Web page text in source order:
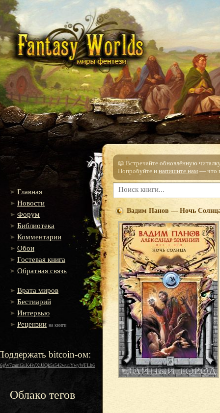
Главная
Новости
Форум
Библиотека
Комментарии
Обои
Гостевая книга
Обратная связь
Врата миров
Бестиарий
Интервью
Рецензии на книги
bitcoin-ом:
Облако тегов
📖 Встречайте обновлённую
Попробуйте и напишите нам — что
Вадим Панов — Ночь